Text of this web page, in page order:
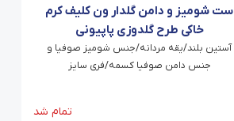
ست شومیز و دامن گلدار ون کلیف کرم
خاکی طرح گلدوزی پاپیونی
آستین بلند/یقه مردانه/جنس شومیز صوفیا و
جنس دامن صوفیا کسمه/فری سایز
تمام شد